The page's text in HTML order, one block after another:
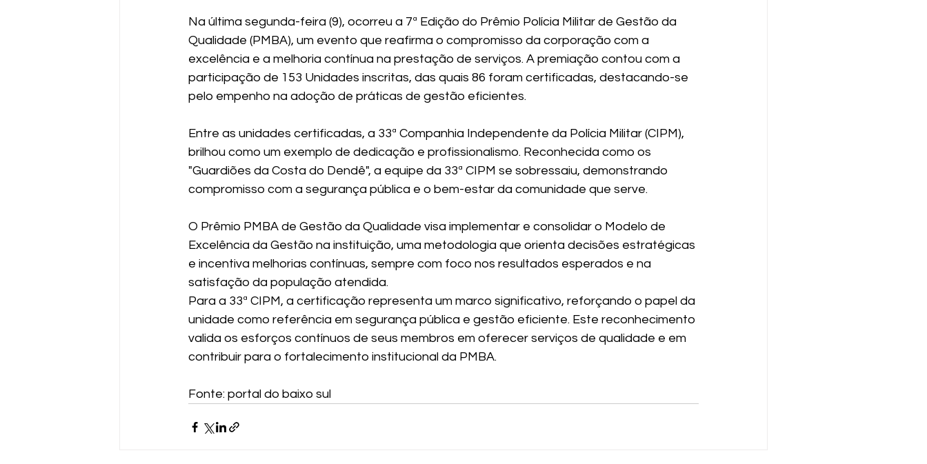
Na última segunda-feira (9), ocorreu a 7ª Edição do Prêmio Polícia Militar de Gestão da
Qualidade (PMBA), um evento que reafirma o compromisso da corporação com a
excelência e a melhoria contínua na prestação de serviços. A premiação contou com a
participação de 153 Unidades inscritas, das quais 86 foram certificadas, destacando-se
pelo empenho na adoção de práticas de gestão eficientes.
Entre as unidades certificadas, a 33ª Companhia Independente da Polícia Militar (CIPM),
brilhou como um exemplo de dedicação e profissionalismo. Reconhecida como os
"Guardiões da Costa do Dendê", a equipe da 33ª CIPM se sobressaiu, demonstrando
compromisso com a segurança pública e o bem-estar da comunidade que serve.
O Prêmio PMBA de Gestão da Qualidade visa implementar e consolidar o Modelo de
Excelência da Gestão na instituição, uma metodologia que orienta decisões estratégicas
e incentiva melhorias contínuas, sempre com foco nos resultados esperados e na
satisfação da população atendida.
Para a 33ª CIPM, a certificação representa um marco significativo, reforçando o papel da
unidade como referência em segurança pública e gestão eficiente. Este reconhecimento
valida os esforços contínuos de seus membros em oferecer serviços de qualidade e em
contribuir para o fortalecimento institucional da PMBA.
Fonte: portal do baixo sul